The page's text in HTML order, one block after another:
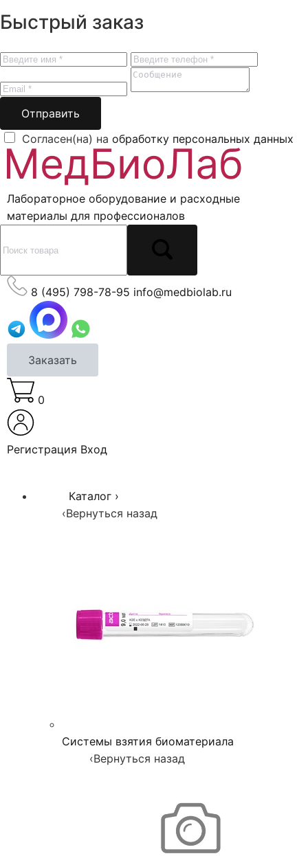
Быстрый заказ
Отправить
Согласен(на) на обработку персональных данных
Лабораторное оборудование и расходные
материалы для профессионалов
8 (495) 798-78-95 info@medbiolab.ru
Заказать
0
Регистрация Вход
Каталог ›
‹Вернуться назад
Системы взятия биоматериала
‹Вернуться назад